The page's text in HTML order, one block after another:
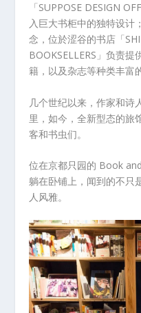
「SUPPOSE DESIGN
入巨大书柜中的独特设计
念，位於涩谷的书店「
BOOKSELLERS」负责
籍，以及杂志等种类丰富
几个世纪以来，作家和诗
里，如今，全新型态的旅
客和书虫们。
位在京都只园的 Book
躺在卧铺上，闻到的不只
人风雅。